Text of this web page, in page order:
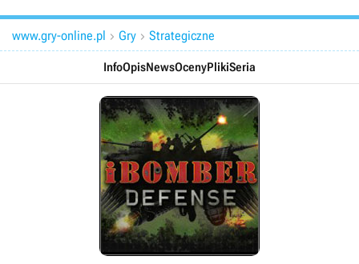
www.gry-online.pl  Gry  Strategiczne
InfoOpisNewsOcenyPlikiSeria